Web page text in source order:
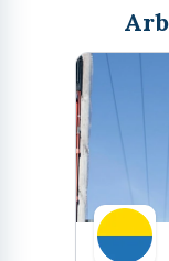
Välkommen till
innovation möter en
Här, i hjärtat av
unika möjligheter för
nästa steg i